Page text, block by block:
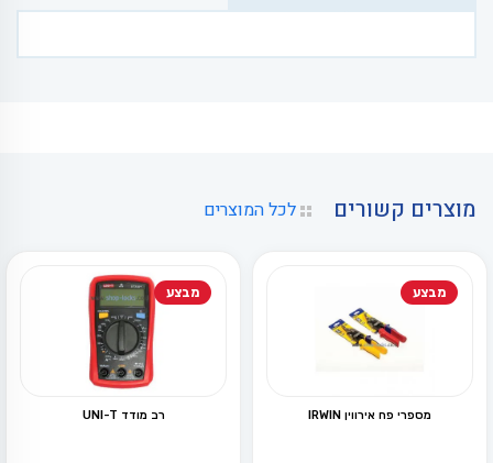
מוצרים קשורים לכל המוצרים
מבצע
מספרי פח אירווין IRWIN
מבצע
רב מודד UNI-T